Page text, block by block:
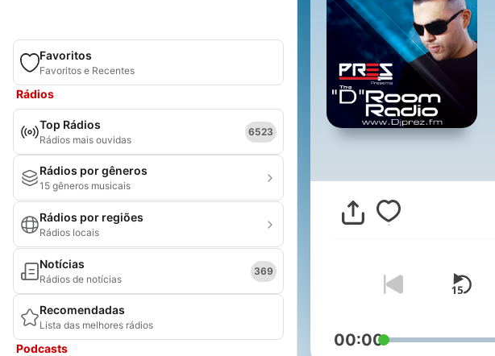
Favoritos
Favoritos e Recentes
Rádios
Top Rádios
Rádios mais ouvidas
6523
Rádios por gêneros
15 gêneros musicais
Rádios por regiões
Rádios locais
Notícias
Rádios de notícias
369
Recomendadas
Lista das melhores rádios
Podcasts 00:00